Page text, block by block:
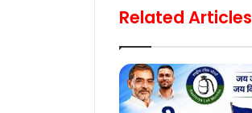
Related Articles